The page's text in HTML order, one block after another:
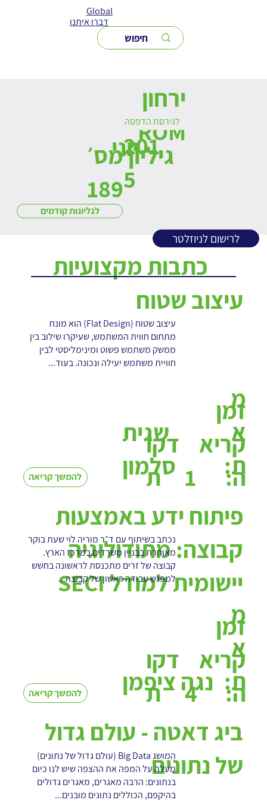
Global
דברו איתנו
ירחון
ROM
גיליון מס׳
189
לגליונות קודמים
יוני
201
5
לגירסת הדפסה
לרישום לניוזלטר
עיצוב שטוח
עיצוב שטוח (Flat Design) הוא מונח
מתחום חווית המשתמש, שעיקרו שילוב בין
ממשק משתמש פשוט ומינימליסטי לבין
חוויית משתמש יעילה ונכונה. בעוד...
שגית
סלמון
מ
א
ת:
להמשך קריאה
דקו
ת
זמן
קריא
ה:
1
פיתוח ידע באמצעות
קבוצה: מתודולוגיה
יישומית למודל SECI
נכתב בשיתוף עם ד״ר מוריה לוי שעת בוקר
מאוחרת בבניין משרדים במרכז הארץ.
קבוצה של זרים מתכנסת לראשונה בחשש
למפגש עבודה ראשון של קבוצה...
נגה ציפמן
מ
א
ת:
להמשך קריאה
דקו
ת
זמן
קריא
ה:
4
ביג דאטה - עולם גדול
של נתונים
המושג Big Data (עולם גדול של נתונים)
מעלה על המפה את ההצפה שיש לנו כיום
בנתונים: הרבה מאגרים, מאגרים גדולים
בהיקפם, הכוללים נתונים מובנים...
כתבות מקצועיות